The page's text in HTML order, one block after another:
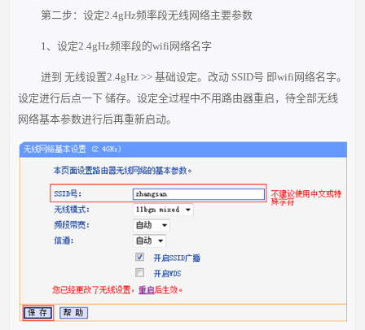
第二步：设定2.4gHz频率段无线网络主要参数
1、设定2.4gHz频率段的wifi网络名字
进到 无线设置2.4gHz >> 基础设定。改动 SSID号 即wifi网络名字。
设定进行后点一下 储存。设定全过程中不用路由器重启，待全部无线
网络基本参数进行后再重新启动。